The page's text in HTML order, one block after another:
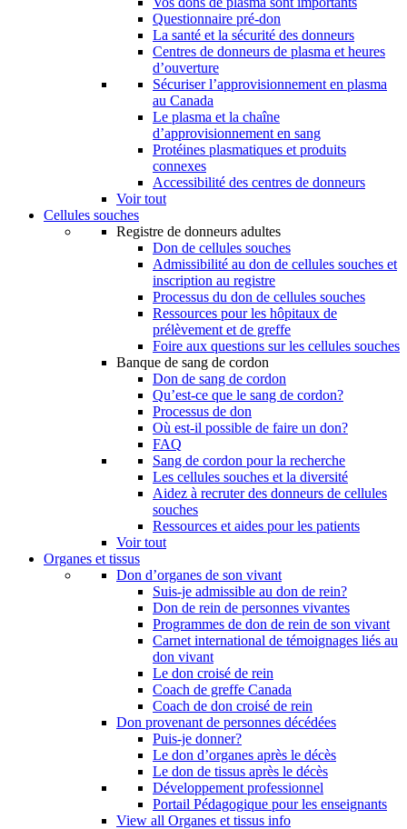
Questionnaire pré-don
La santé et la sécurité des donneurs
Centres de donneurs de plasma et heures
d’ouverture
Sécuriser l’approvisionnement en plasma
au Canada
Le plasma et la chaîne
d’approvisionnement en sang
Protéines plasmatiques et produits
connexes
Accessibilité des centres de donneurs
Voir tout
Cellules souches
Registre de donneurs adultes
Don de cellules souches
Admissibilité au don de cellules souches et
inscription au registre
Processus du don de cellules souches
Ressources pour les hôpitaux de
prélèvement et de greffe
Foire aux questions sur les cellules souches
Banque de sang de cordon
Don de sang de cordon
Qu’est-ce que le sang de cordon?
Processus de don
Où est-il possible de faire un don?
FAQ
Sang de cordon pour la recherche
Les cellules souches et la diversité
Aidez à recruter des donneurs de cellules
souches
Ressources et aides pour les patients
Voir tout
Organes et tissus
Don d’organes de son vivant
Suis-je admissible au don de rein?
Don de rein de personnes vivantes
Programmes de don de rein de son vivant
Carnet international de témoignages liés au
don vivant
Le don croisé de rein
Coach de greffe Canada
Coach de don croisé de rein
Don provenant de personnes décédées
Puis-je donner?
Le don d’organes après le décès
Le don de tissus après le décès
Développement professionnel
Portail Pédagogique pour les enseignants
View all Organes et tissus info